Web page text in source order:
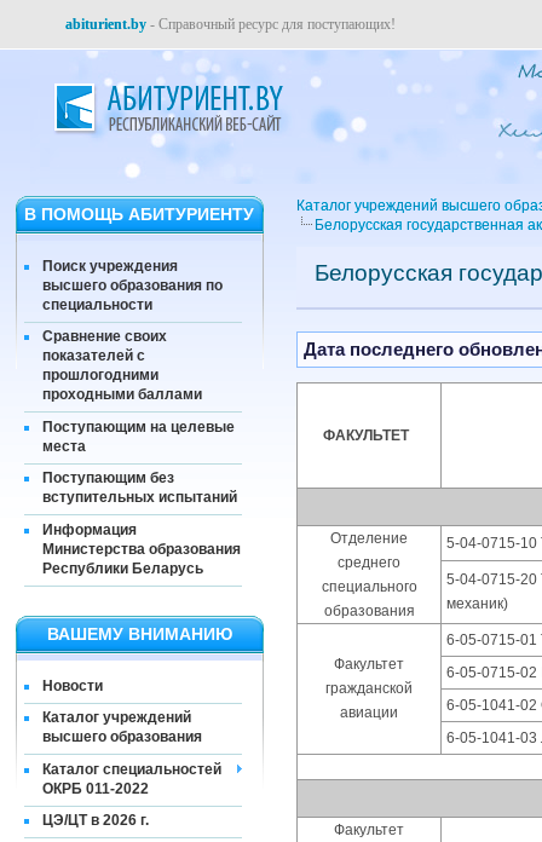
abiturient.by - Справочный ресурс для поступающих!
В ПОМОЩЬ АБИТУРИЕНТУ
Поиск учреждения
высшего образования по
специальности
Сравнение своих
показателей с
прошлогодними
проходными баллами
Поступающим на целевые
места
Поступающим без
вступительных испытаний
Информация
Министерства образования
Республики Беларусь
ВАШЕМУ ВНИМАНИЮ
Новости
Каталог учреждений
высшего образования
Каталог специальностей
ОКРБ 011-2022
ЦЭ/ЦТ в 2026 г.
Каталог учреждений высшего
Белорусская государственная
Белорусская
Дата последнего
ФАКУЛЬТЕТ
Отделение
среднего
специального
образования
5-04-0715-10
5-04-0715-20
механик)
Факультет
гражданской
авиации
6-05-0715-01
6-05-0715-02
6-05-1041-02
6-05-1041-03
Факультет